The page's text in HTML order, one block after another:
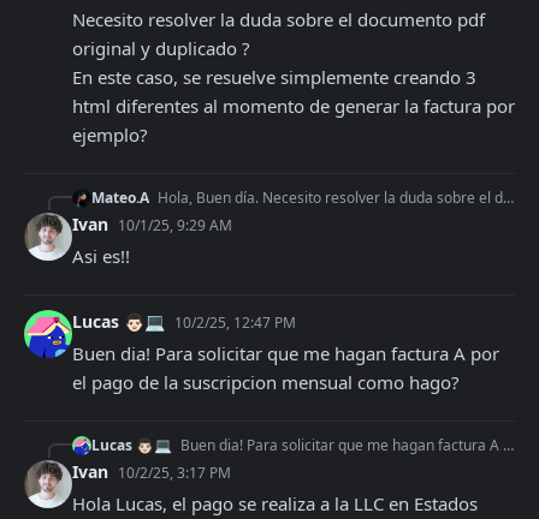
Necesito resolver la duda sobre el documento pdf
original y duplicado ?
En este caso, se resuelve simplemente creando 3
html diferentes al momento de generar la factura por
ejemplo?
Mateo.A Hola, Buen día. Necesito resolver la duda sobre el documento pdf original y duplicado ? En este caso, se resuelve simplemente creando 3 html diferentes al mome
Ivan 10/1/25, 9:29 AM
Asi es!!
Lucas 👨🏻💻 10/2/25, 12:47 PM
Buen dia! Para solicitar que me hagan factura A por
el pago de la suscripcion mensual como hago?
Lucas 👨🏻💻 Buen dia! Para solicitar que me hagan factura A por el pago de la suscripcion mensual como hago?
Ivan 10/2/25, 3:17 PM
Hola Lucas, el pago se realiza a la LLC en Estados